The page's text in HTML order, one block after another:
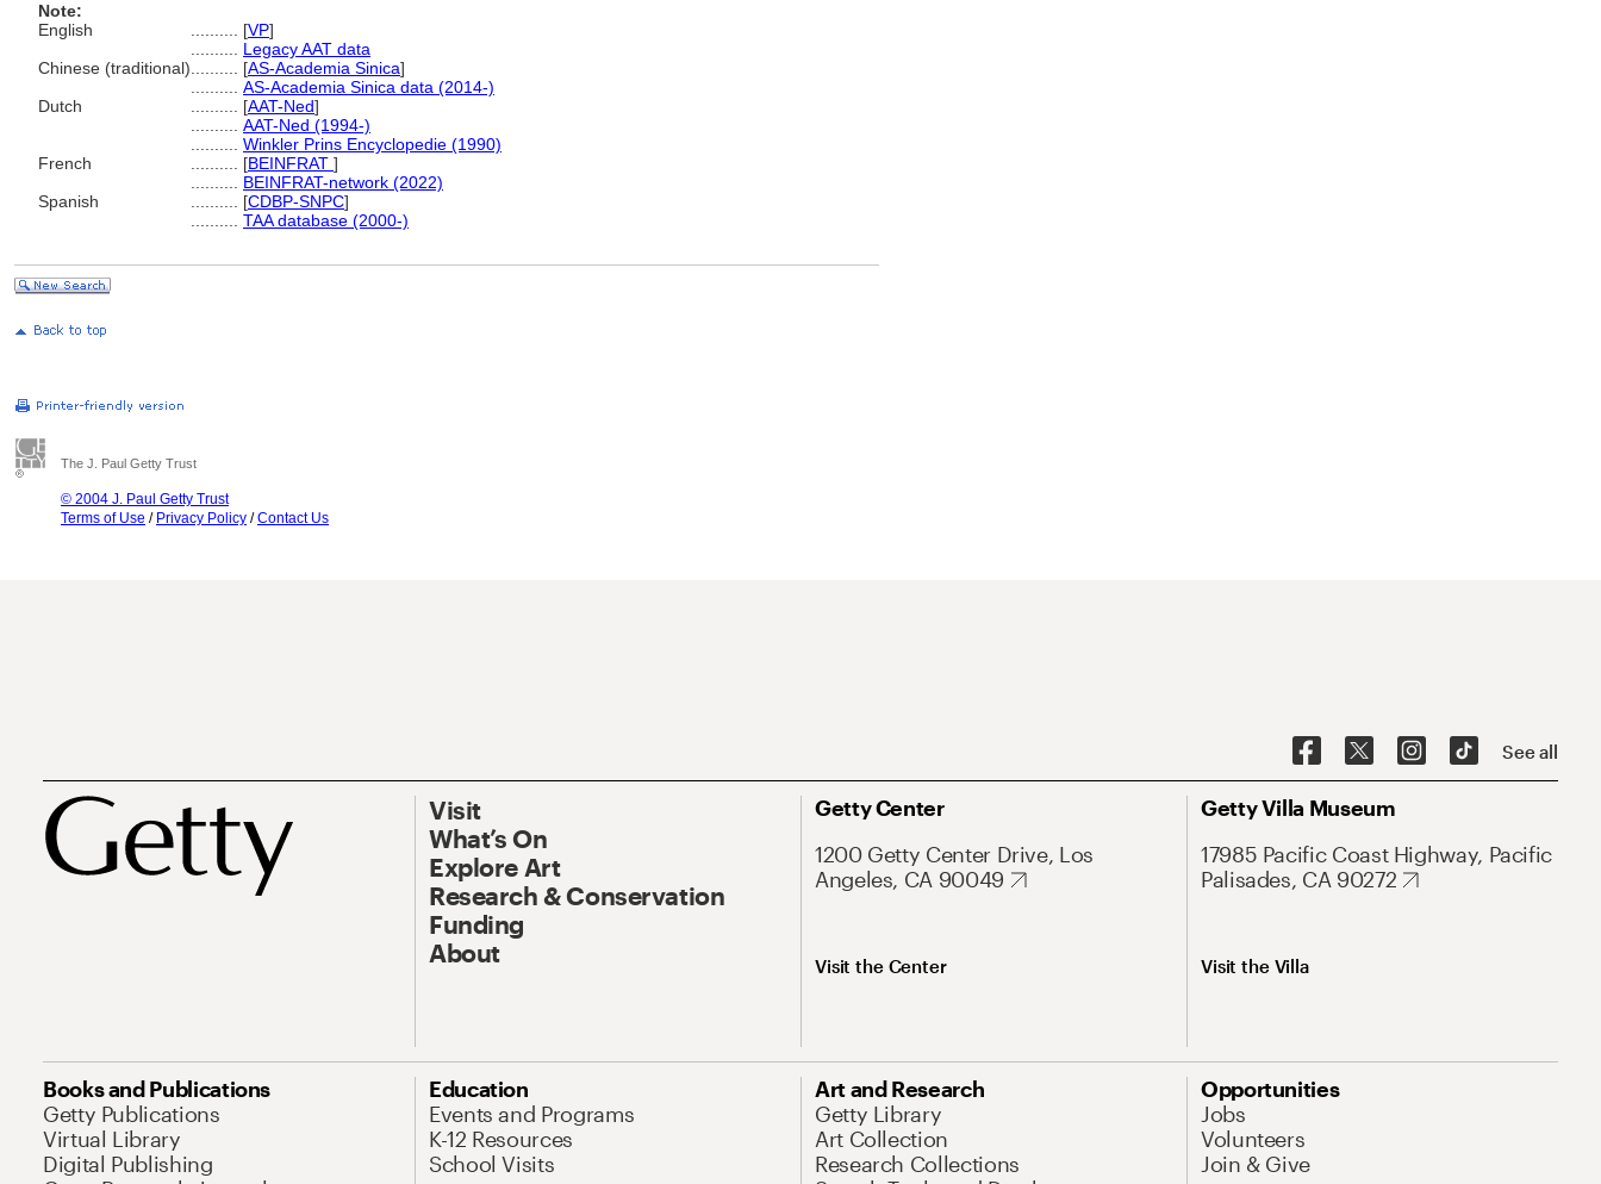
Note:
English
[VP]
Legacy AAT data
Chinese (traditional)
[AS-Academia Sinica]
AS-Academia Sinica data (2014-)
Dutch
[AAT-Ned]
AAT-Ned (1994-)
Winkler Prins Encyclopedie (1990)
French
[BEINFRAT ]
BEINFRAT-network (2022)
Spanish
[CDBP-SNPC]
TAA database (2000-)
The J. Paul Getty Trust
© 2004 J. Paul Getty Trust
Terms of Use / Privacy Policy /Contact Us
See all
Visit
What’s On
Explore Art
Research & Conservation
Funding
About
Getty Center
1200 Getty Center Drive, Los
Angeles, CA 90049
Visit the Center
Getty Villa Museum
17985 Pacific Coast Highway, Pacific
Palisades, CA 90272
Visit the Villa
Books and Publications
Getty Publications
Virtual Library
Digital Publishing
Education
Events and Programs
K-12 Resources
School Visits
Art and Research
Getty Library
Art Collection
Research Collections
Opportunities
Jobs
Volunteers
Join & Give